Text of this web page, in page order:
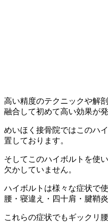
高い精度のテクニックや解
融合して初めて高い効果が発
めいほく接骨院ではこのハ
置しております。
そしてこのハイボルトを使
欠かしていません。
ハイボルトは様々な症状で
腰・寝違え・四十肩・腱鞘
これらの症状でもギックリ